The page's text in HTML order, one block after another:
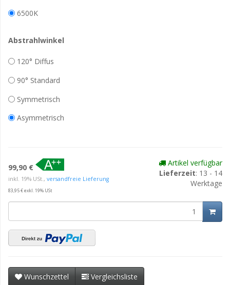
6500K
Abstrahlwinkel
120° Diffus
90° Standard
Symmetrisch
Asymmetrisch
99,90 €
inkl. 19% USt., versandfreie Lieferung
83,95 € exkl. 19% USt
Artikel verfügbar
Lieferzeit: 13 - 14
Werktage
Wunschzettel Vergleichsliste